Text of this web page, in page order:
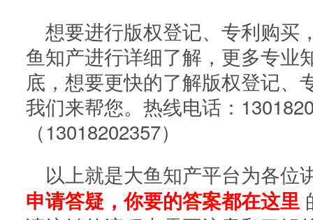
想要进行版权登记、专利购买
鱼知产进行详细了解，更多专业
底，想要更快的了解版权登记、
我们来帮您。热线电话：
（13018202357）
以上就是大鱼知产平台为各位
申请答疑，你要的答案都在这里